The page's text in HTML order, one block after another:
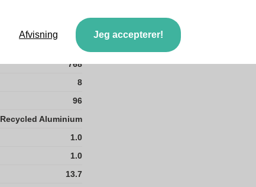
48000
500
768
8
96
Recycled Aluminium
1.0
1.0
13.7
Afvisning Jeg accepterer!